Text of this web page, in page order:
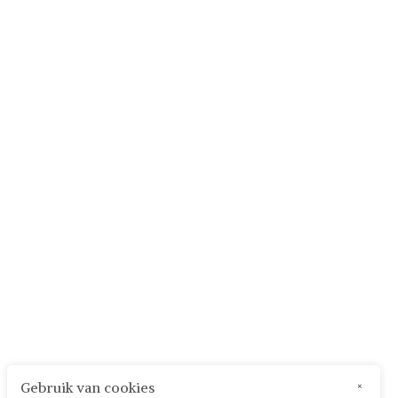
×
Gebruik van cookies